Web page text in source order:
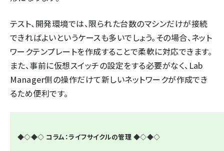
テスト、開発環境では、限られた台数のマシンだけが接続
できればよいというケースも多いでしょう。その場合、ネット
ワークテンプレートを作成することで柔軟に対応できます。
また、事前に仮想スイッチの設定をする必要がなく、Lab
Manager側の操作だけて新しいネットワークが作成でき
るため便利です。
◆◇◆◇ コラム：ライフサイクルの管理 ◆◇◆◇